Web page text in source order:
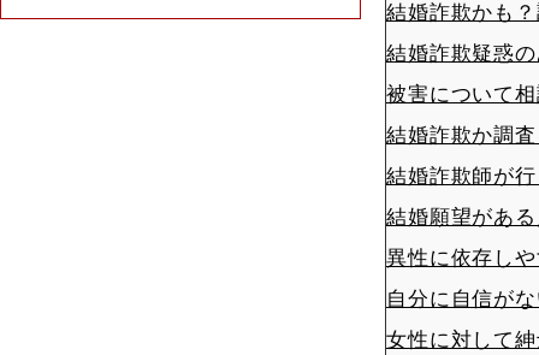
結婚詐欺かも
結婚詐欺疑惑
被害について
結婚詐欺か調
結婚詐欺師が
結婚願望があ
異性に依存し
自分に自信が
女性に対して